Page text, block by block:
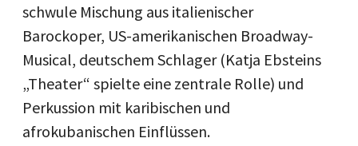
schwule Mischung aus italienischer
Barockoper, US-amerikanischen Broadway-
Musical, deutschem Schlager (Katja Ebsteins
„Theater“ spielte eine zentrale Rolle) und
Perkussion mit karibischen und
afrokubanischen Einflüssen.